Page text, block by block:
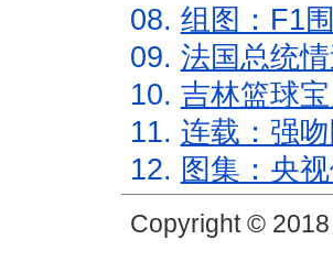
08. 组图：F1
09. 法国总统
10. 吉林篮球
11. 连载：强
12. 图集：央
Copyright ©